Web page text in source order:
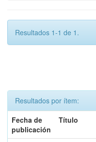
Resultados 1-1 de 1.
Resultados por ítem:
Fecha de
publicación
Título